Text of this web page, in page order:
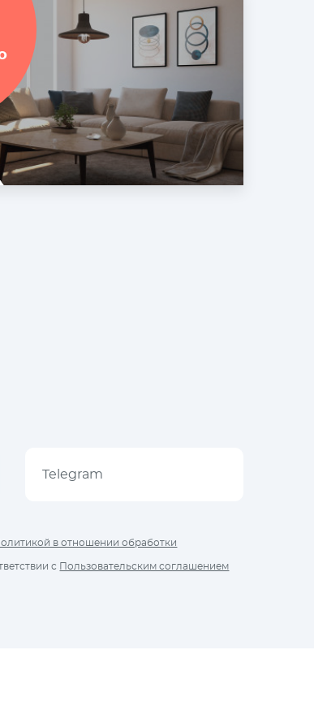
в отношении обработки
с Пользовательским соглашением